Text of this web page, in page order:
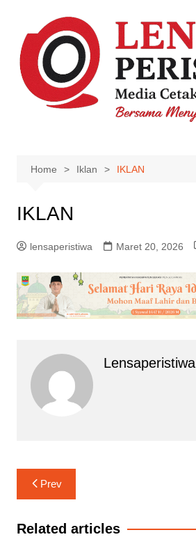
content
Home Iklan IKLAN
IKLAN
lensaperistiwa Maret 20, 2026
Lensaperistiwa
Navigasi
pos
Prev
Related articles